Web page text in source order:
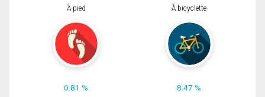
À pied
0.81 %
À bicyclette
8.47 %